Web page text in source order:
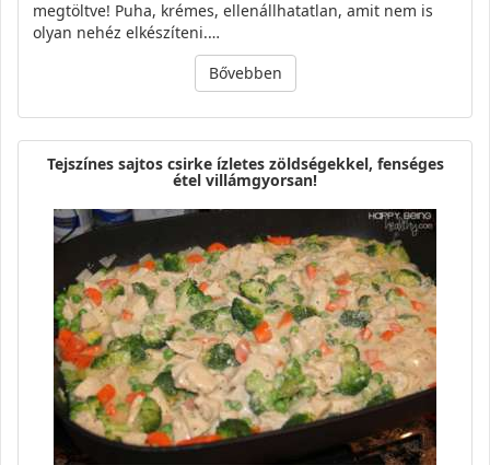
megtöltve! Puha, krémes, ellenállhatatlan, amit nem is
olyan nehéz elkészíteni.…
Bővebben
Tejszínes sajtos csirke ízletes zöldségekkel, fenséges
étel villámgyorsan!